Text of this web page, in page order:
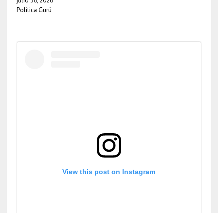
Política Gurú
View this post on Instagram